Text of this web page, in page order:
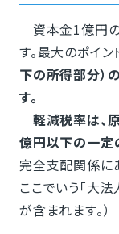
資本金1億円
す。最大のポイン
下の所得部分）
す。
軽減税率は、
億円以下の一定
完全支配関係に
ここでいう「大
が含まれます。）